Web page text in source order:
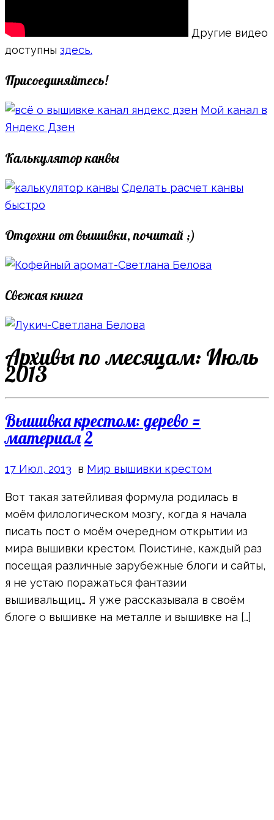
Другие видео
доступны здесь.
Присоединяйтесь!
Мой канал в
Яндекс Дзен
Калькулятор канвы
Сделать расчет канвы
быстро
Отдохни от вышивки, почитай ;)
Свежая книга
Архивы по месяцам: Июль
2013
Вышивка крестом: дерево =
материал2
17 Июл, 2013 в Мир вышивки крестом
Вот такая затейливая формула родилась в
моём филологическом мозгу, когда я начала
писать пост о моём очередном открытии из
мира вышивки крестом. Поистине, каждый раз
посещая различные зарубежные блоги и сайты,
я не устаю поражаться фантазии
вышивальщиц… Я уже рассказывала в своём
блоге о вышивке на металле и вышивке на […]